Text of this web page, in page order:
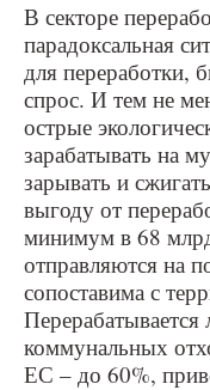
В секторе
парадоксальная
для переработки,
спрос. И тем не
острые
зарабатывать на
зарывать и
выгоду от
минимум в 68
отправляются на
сопоставима с
коммунальных
ЕС – до 60%,